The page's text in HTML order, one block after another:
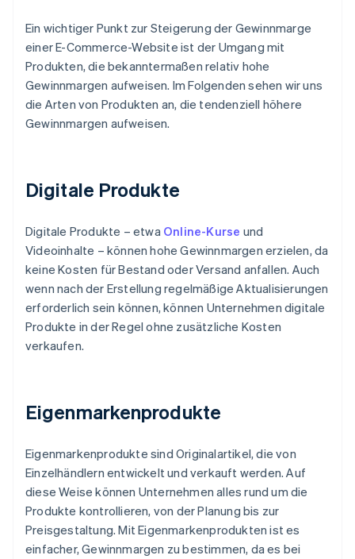
Ein wichtiger Punkt zur Steigerung der Gewinnmarge
einer E-Commerce-Website ist der Umgang mit
Produkten, die bekanntermaßen relativ hohe
Gewinnmargen aufweisen. Im Folgenden sehen wir uns
die Arten von Produkten an, die tendenziell höhere
Gewinnmargen aufweisen.
Digitale Produkte
Digitale Produkte – etwa Online-Kurse und
Videoinhalte – können hohe Gewinnmargen erzielen, da
keine Kosten für Bestand oder Versand anfallen. Auch
wenn nach der Erstellung regelmäßige Aktualisierungen
erforderlich sein können, können Unternehmen digitale
Produkte in der Regel ohne zusätzliche Kosten
verkaufen.
Eigenmarkenprodukte
Eigenmarkenprodukte sind Originalartikel, die von
Einzelhändlern entwickelt und verkauft werden. Auf
diese Weise können Unternehmen alles rund um die
Produkte kontrollieren, von der Planung bis zur
Preisgestaltung. Mit Eigenmarkenprodukten ist es
einfacher, Gewinnmargen zu bestimmen, da es bei